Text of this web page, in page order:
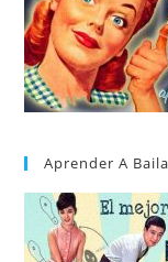
Aprender A